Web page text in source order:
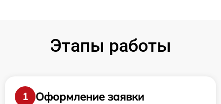
Этапы работы
1
Оформление заявки